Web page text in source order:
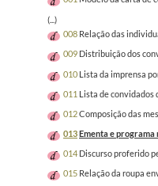
(...)
008 Relação das
009 Distribuição dos
010 Lista da imprensa
011 Lista de convidados
012Composição das
013Ementa e programa
014 Discurso proferido
015 Relação da roupa